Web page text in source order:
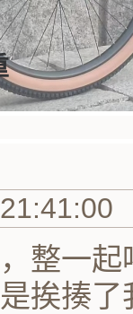
整一
挨揍